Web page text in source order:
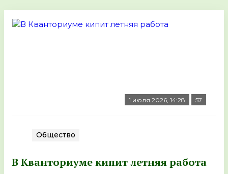
1 июля 2026, 14:28 57
Общество
В Кванториуме кипит летняя работа